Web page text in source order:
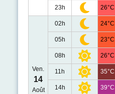
23h 26°C
Ven.
14
Août
02h 24°C
05h 23°C
08h 26°C
11h 35°C
14h 39°C